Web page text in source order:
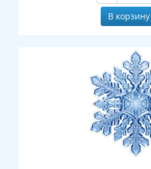
В корзину